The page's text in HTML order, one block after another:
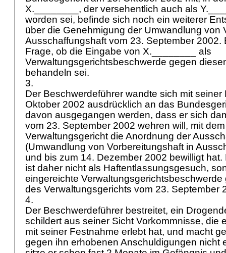
X.________, der versehentlich auch als
worden sei, befinde sich noch ein weiterer
über die Genehmigung der Umwandlung von
Ausschaffungshaft vom 23. September 2002.
Frage, ob die Eingabe von X.________ als
Verwaltungsgerichtsbeschwerde gegen
behandeln sei.
3.
Der Beschwerdeführer wandte sich mit seiner
Oktober 2002 ausdrücklich an das
davon ausgegangen werden, dass er sich
vom 23. September 2002 wehren will, mit
Verwaltungsgericht die Anordnung der
(Umwandlung von Vorbereitungshaft in
und bis zum 14. Dezember 2002 bewilligt
ist daher nicht als Haftentlassungsgesuch,
eingereichte
des Verwaltungsgerichts vom 23. September
4.
Der Beschwerdeführer bestreitet, ein
schildert aus seiner Sicht Vorkommnisse, die
mit seiner Festnahme erlebt hat, und macht
gegen ihn erhobenen Anschuldigungen nicht